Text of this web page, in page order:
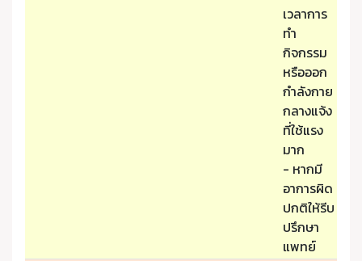
เวลาการ
ทำ
กิจกรรม
หรือออก
กำลังกาย
กลางแจ้ง
ที่ใช้แรง
มาก
- หากมี
อาการผิด
ปกติให้รีบ
ปรึกษา
แพทย์